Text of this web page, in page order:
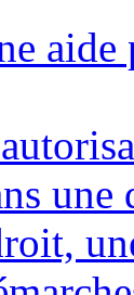
une